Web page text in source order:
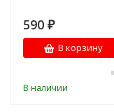
590 ₽
В корзину
В наличии